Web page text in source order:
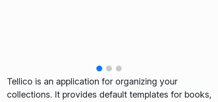
Tellico is an application for organizing your
collections. It provides default templates for books,